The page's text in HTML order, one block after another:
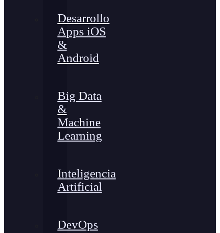
Desarrollo
Apps iOS
&
Android
Big Data
&
Machine
Learning
Inteligencia
Artificial
DevOps